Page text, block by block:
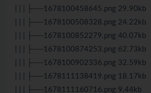
| | | ├──1678100458645.png 29.90kb
| | | ├──1678100508328.png 24.22kb
| | | ├──1678100852279.png 40.07kb
| | | ├──1678100874253.png 62.73kb
| | | ├──1678100902336.png 32.59kb
| | | ├──1678111138419.png 18.17kb
| | | ├──1678111160716.png 9.44kb